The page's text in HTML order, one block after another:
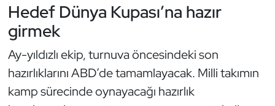
Hedef Dünya Kupası’na hazır
girmek
Ay-yıldızlı ekip, turnuva öncesindeki son
hazırlıklarını ABD’de tamamlayacak. Milli takımın
kamp sürecinde oynayacağı hazırlık
Okçuluk
Oryantiring